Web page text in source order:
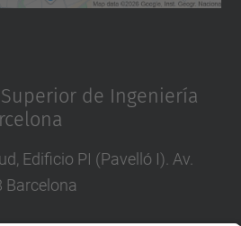
Aceptar
de Ingeniería
Edificio PI (Pavelló I). Av.
Barcelona